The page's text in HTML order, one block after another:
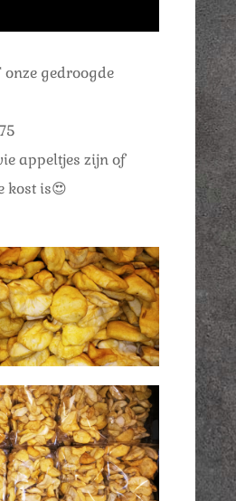
onze gedroogde
appeltjes zijn of
kost is😍